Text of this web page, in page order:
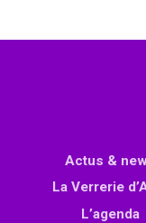
Actus &
La Verrerie
L’agenda